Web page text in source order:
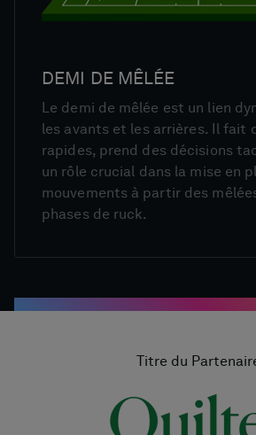
DEMI DE MÊLÉE
Le demi de mêlée est un lien
les avants et les arrières. Il fait
rapides, prend des décisions
un rôle crucial dans la mise en
mouvements à partir des
phases de ruck.
Titre du